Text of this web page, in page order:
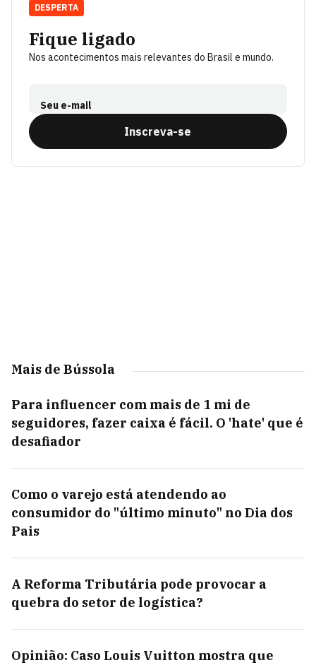
Fique ligado
Nos acontecimentos mais relevantes do Brasil e mundo.
Seu e-mail
Inscreva-se
DESPERTA
Mais de Bússola
Para influencer com mais de 1 mi de
seguidores, fazer caixa é fácil. O 'hate' que é
desafiador
Como o varejo está atendendo ao
consumidor do "último minuto" no Dia dos
Pais
A Reforma Tributária pode provocar a
quebra do setor de logística?
Opinião: Caso Louis Vuitton mostra que